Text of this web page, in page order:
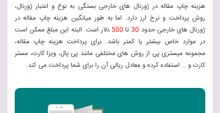
هزینه چاپ مقاله در ژورنال های خارجی بستگی به نوع و اعتبار ژورنال،
روش پرداخت و نرخ ارز دارد. اما به طور میانگین هزینه چاپ مقاله در
ژورنال های خارجی حدود 30 تا 500 دلار است. البته این مبلغ ممکن است
در موارد خاص بیشتر یا کمتر باشد. برای پرداخت هزینه چاپ مقاله،
مجموعه میستری پی از روش های مختلفی مانند پی پال، ویزا کارت، مستر
کارت و … استفاده کرده و معادل ریالی آن را برای شما پرداخت می کند.